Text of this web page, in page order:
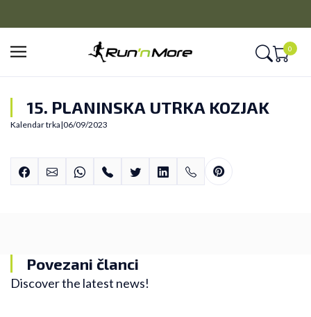
0
15. PLANINSKA UTRKA KOZJAK
Kalendar trka|06/09/2023
Povezani članci
Discover the latest news!